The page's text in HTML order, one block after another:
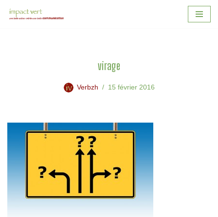
virage
Verbzh 15 février 2016